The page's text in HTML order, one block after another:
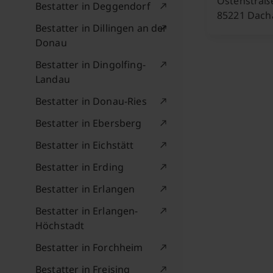
Bestatter in Deggendorf
Bestatter in Dillingen an der
Donau
Bestatter in Dingolfing-
Landau
Bestatter in Donau-Ries
Bestatter in Ebersberg
Bestatter in Eichstätt
Bestatter in Erding
Bestatter in Erlangen
Bestatter in Erlangen-
Höchstadt
Bestatter in Forchheim
Bestatter in Freising
85221